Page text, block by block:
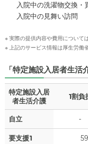
入院中の洗濯物交換・
入院中の見舞い訪問
※ 実際の提供内容や費用について
※ 上記のサービス情報は厚生労働
「特定施設入居者生
特定施設入居
者生活介護
1割負
自立 -
要支援1